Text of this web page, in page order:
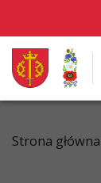
Przejdź do menu
Przejdź do głównej treści strony
Przejdź do stopki strony
Strona główna